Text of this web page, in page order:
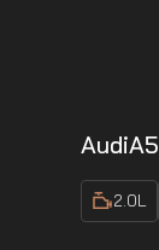
AudiA5
2.0L